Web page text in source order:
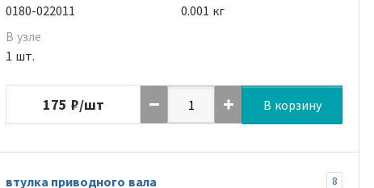
0180-022011
В узле
1 шт.
0.001 кг
175 ₽/шт В корзину
втулка приводного вала 8